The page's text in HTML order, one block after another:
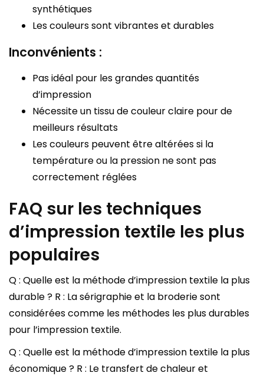
synthétiques
Les couleurs sont vibrantes et durables
Inconvénients :
Pas idéal pour les grandes quantités
d’impression
Nécessite un tissu de couleur claire pour de
meilleurs résultats
Les couleurs peuvent être altérées si la
température ou la pression ne sont pas
correctement réglées
FAQ sur les techniques
d’impression textile les plus
populaires
Q : Quelle est la méthode d’impression textile la plus
durable ? R : La sérigraphie et la broderie sont
considérées comme les méthodes les plus durables
pour l’impression textile.
Q : Quelle est la méthode d’impression textile la plus
économique ? R : Le transfert de chaleur et